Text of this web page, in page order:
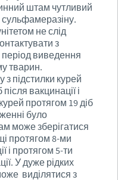
штам чутливий
сульфамеразіну.
не слід
з
виведення
тварин.
підстилки курей
вакцинації і
протягом 19 діб
було
може зберігатися
протягом 8-ми
і протягом 5-ти
У дуже рідких
виділятися з